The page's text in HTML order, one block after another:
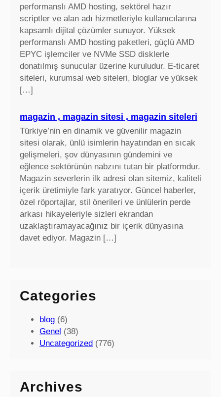
performanslı AMD hosting, sektörel hazır
scriptler ve alan adı hizmetleriyle kullanıcılarına
kapsamlı dijital çözümler sunuyor. Yüksek
performanslı AMD hosting paketleri, güçlü AMD
EPYC işlemciler ve NVMe SSD disklerle
donatılmış sunucular üzerine kuruludur. E-ticaret
siteleri, kurumsal web siteleri, bloglar ve yüksek
[…]
magazin , magazin sitesi , magazin siteleri
Türkiye’nin en dinamik ve güvenilir magazin
sitesi olarak, ünlü isimlerin hayatından en sıcak
gelişmeleri, şov dünyasının gündemini ve
eğlence sektörünün nabzını tutan bir platformdur.
Magazin severlerin ilk adresi olan sitemiz, kaliteli
içerik üretimiyle fark yaratıyor. Güncel haberler,
özel röportajlar, stil önerileri ve ünlülerin perde
arkası hikayeleriyle sizleri ekrandan
uzaklaştıramayacağınız bir içerik dünyasına
davet ediyor. Magazin […]
Categories
blog (6)
Genel (38)
Uncategorized (776)
Archives